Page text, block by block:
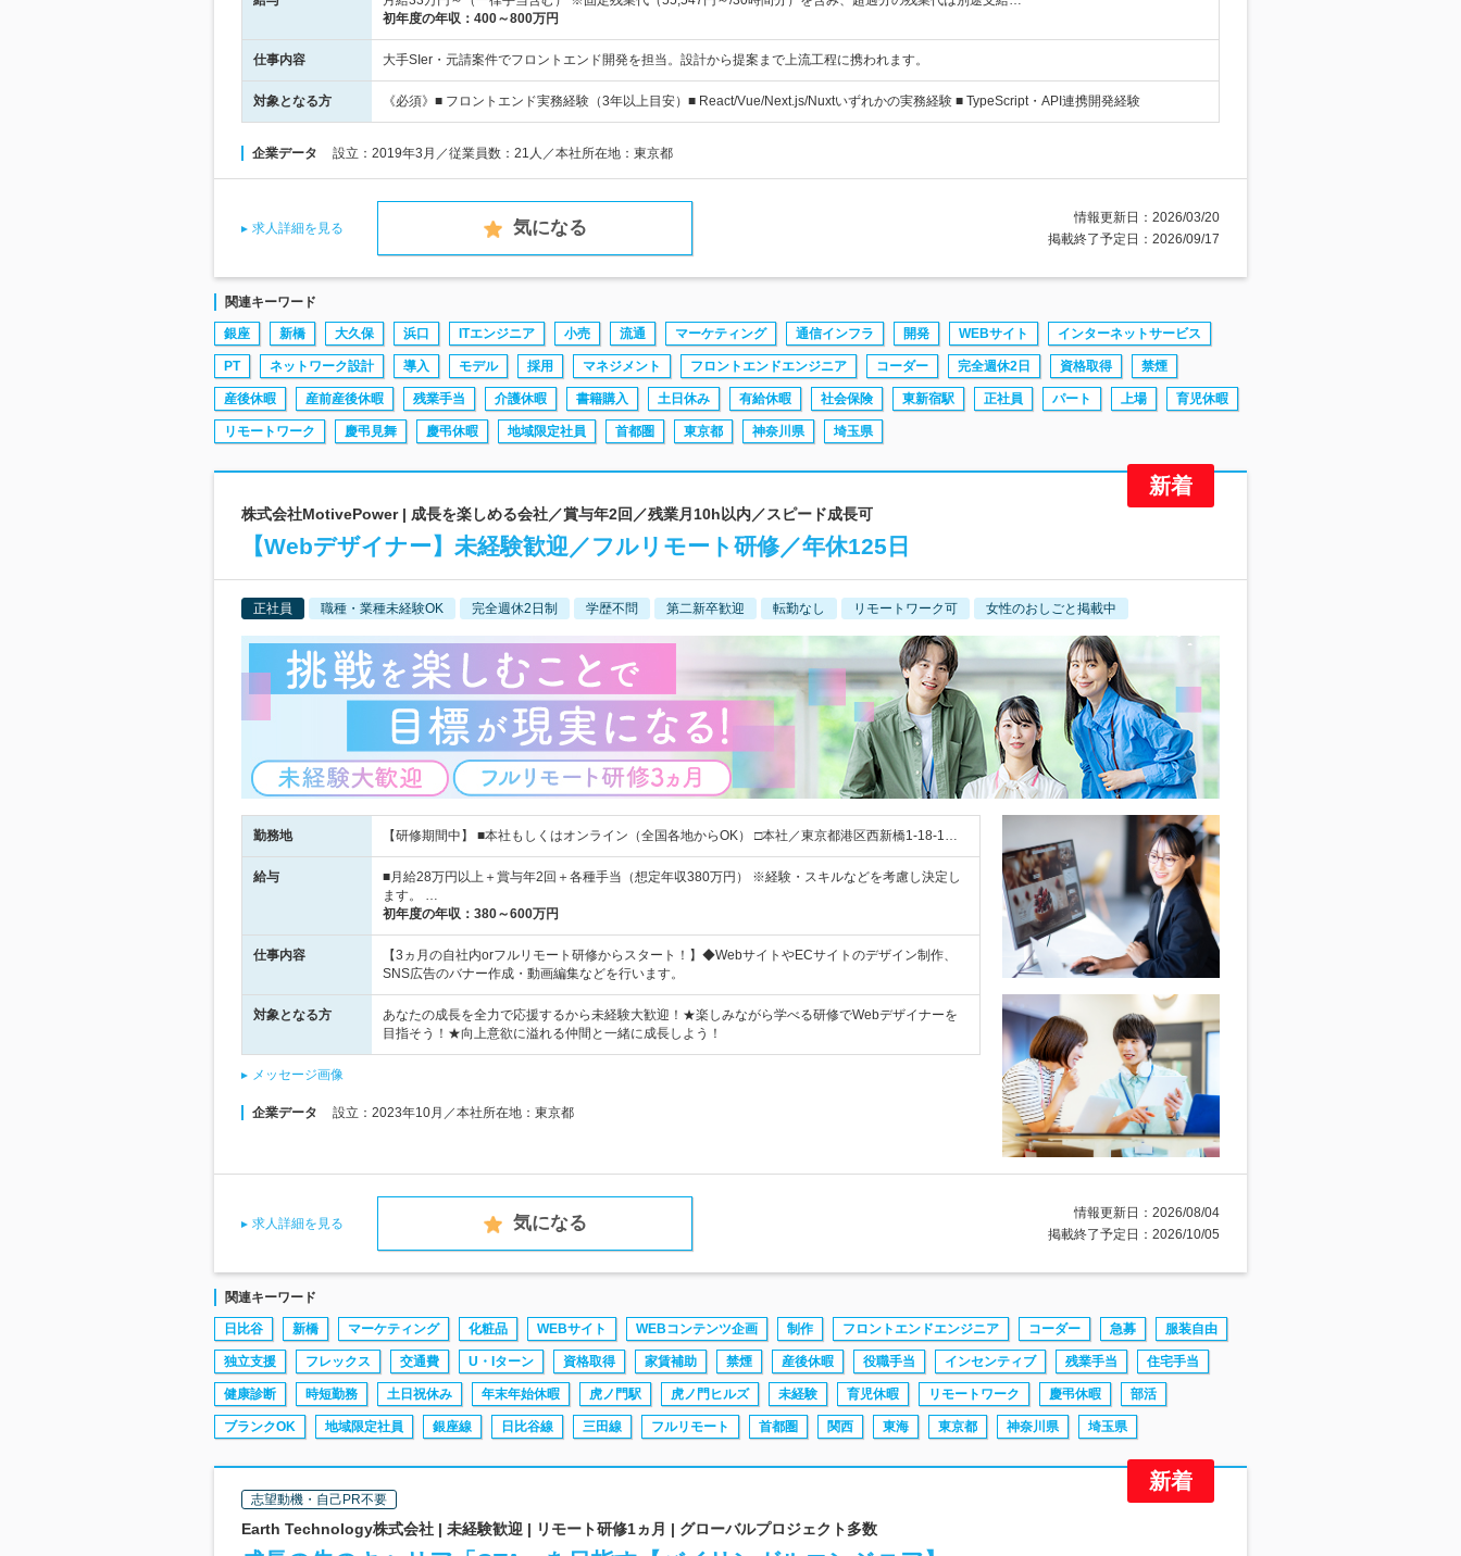
初年度の年収： 400～800万円
仕事内容 大手SIer・元請案件でフロントエンド開発を担当。設計から提案まで上流工程に携われます。
対象となる方 《必須》■ フロントエンド実務経験（3年以上目安）■ React/Vue/Next.js/Nuxtいずれかの実務経験 ■ TypeScript・API連携開発経験
企業データ 設立：2019年3月／従業員数：21人／本社所在地：東京都
求人詳細を見る 気になる
情報更新日：2026/03/20
掲載終了予定日：2026/09/17
関連キーワード
銀座 新橋 大久保 浜口 ITエンジニア 小売 流通 マーケティング 通信インフラ 開発 WEBサイト インターネットサービス
PT ネットワーク設計 導入 モデル 採用 マネジメント フロントエンドエンジニア コーダー 完全週休2日 資格取得 禁煙
産後休暇 産前産後休暇 残業手当 介護休暇 書籍購入 土日休み 有給休暇 社会保険 東新宿駅 正社員 パート 上場 育児休暇
リモートワーク 慶弔見舞 慶弔休暇 地域限定社員 首都圏 東京都 神奈川県 埼玉県
株式会社MotivePower | 成長を楽しめる会社／賞与年2回／残業月10h以内／スピード成長可
【Webデザイナー】未経験歓迎／フルリモート研修／年休125日
正社員 職種・業種未経験OK 完全週休2日制 学歴不問 第二新卒歓迎 転勤なし リモートワーク可 女性のおしごと掲載中
勤務地 【研修期間中】 ■本社もしくはオンライン（全国各地からOK） □本社／東京都港区西新橋1-18-1…
給与
■月給28万円以上＋賞与年2回＋各種手当（想定年収380万円） ※経験・スキルなどを考慮し決定し
ます。 …
初年度の年収： 380～600万円
仕事内容
【3ヵ月の自社内orフルリモート研修からスタート！】◆WebサイトやECサイトのデザイン制作、
SNS広告のバナー作成・動画編集などを行います。
対象となる方
あなたの成長を全力で応援するから未経験大歓迎！★楽しみながら学べる研修でWebデザイナーを
目指そう！★向上意欲に溢れる仲間と一緒に成長しよう！
メッセージ画像
企業データ 設立：2023年10月／本社所在地：東京都
求人詳細を見る 気になる
情報更新日：2026/08/04
掲載終了予定日：2026/10/05
関連キーワード
日比谷 新橋 マーケティング 化粧品 WEBサイト WEBコンテンツ企画 制作 フロントエンドエンジニア コーダー 急募 服装自由
独立支援 フレックス 交通費 U・Iターン 資格取得 家賃補助 禁煙 産後休暇 役職手当 インセンティブ 残業手当 住宅手当
健康診断 時短勤務 土日祝休み 年末年始休暇 虎ノ門駅 虎ノ門ヒルズ 未経験 育児休暇 リモートワーク 慶弔休暇 部活
ブランクOK 地域限定社員 銀座線 日比谷線 三田線 フルリモート 首都圏 関西 東海 東京都 神奈川県 埼玉県
志望動機・自己PR不要
Earth Technology株式会社 | 未経験歓迎 | リモート研修1ヵ月 | グローバルプロジェクト多数